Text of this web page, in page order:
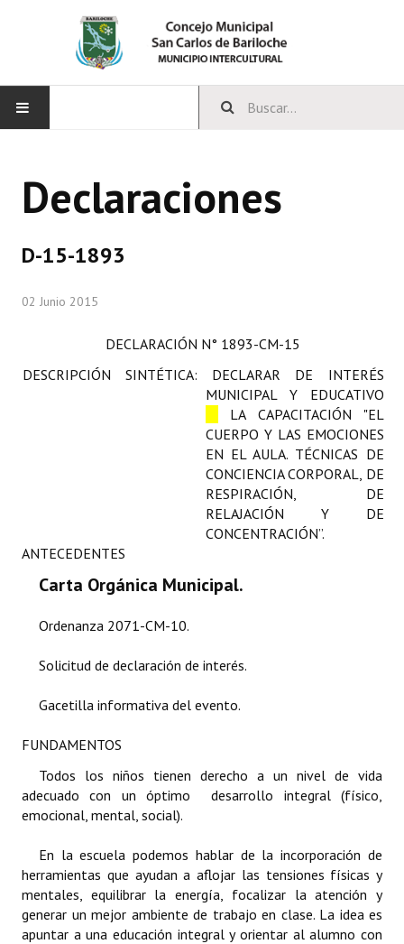
CONCEJO
Comisiones Especiales
Carta Orgánica 2007
Informes de Gestión
Proyectos Presentados
Actas de Sesión
Informes de Unidad Coordinadora
Declaraciones
D-15-1893
02 Junio 2015
DECLARACIÓN N° 1893-CM-15
DESCRIPCIÓN SINTÉTICA: DECLARAR DE INTERÉS
MUNICIPAL Y EDUCATIVO
LA CAPACITACIÓN "EL
CUERPO Y LAS EMOCIONES
EN EL AULA. TÉCNICAS DE
CONCIENCIA CORPORAL, DE
RESPIRACIÓN, DE
RELAJACIÓN Y DE
CONCENTRACIÓN”.
ANTECEDENTES
Carta Orgánica Municipal.
Ordenanza 2071-CM-10.
Solicitud de declaración de interés.
Gacetilla informativa del evento.
FUNDAMENTOS
Todos los niños tienen derecho a un nivel de vida
adecuado con un óptimo desarrollo integral (físico,
emocional, mental, social).
En la escuela podemos hablar de la incorporación de
herramientas que ayudan a aflojar las tensiones físicas y
mentales, equilibrar la energía, focalizar la atención y
generar un mejor ambiente de trabajo en clase. La idea es
apuntar a una educación integral y orientar al alumno con